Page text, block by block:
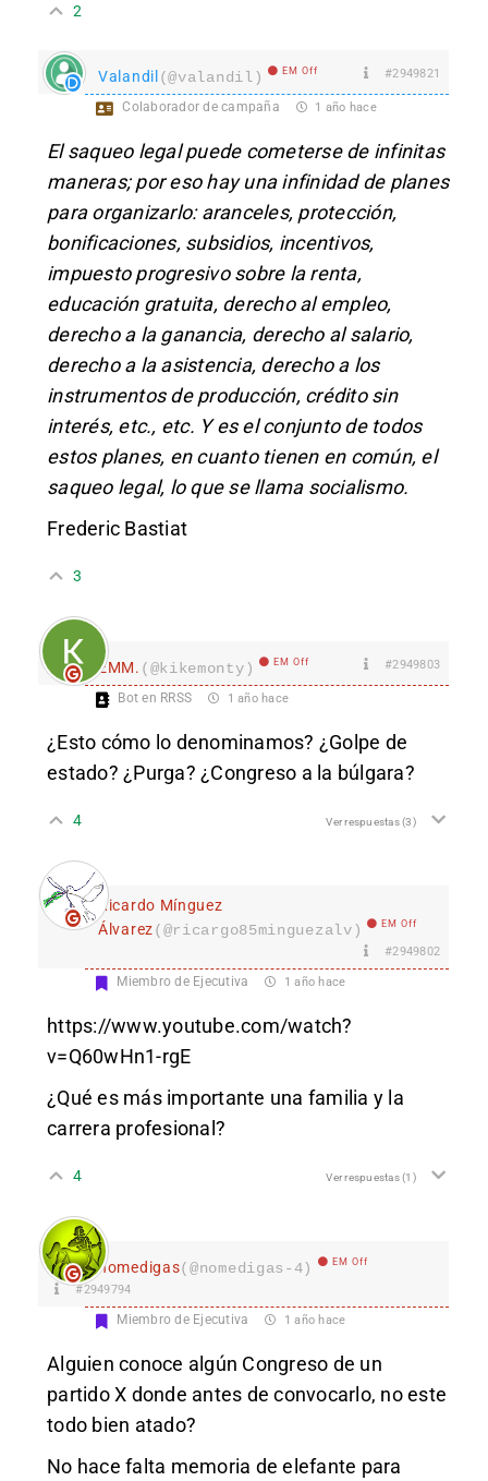
2
Valandil(@valandil) EM Off #2949821
Colaborador de campaña 1 año hace
El saqueo legal puede cometerse de infinitas
maneras; por eso hay una infinidad de planes
para organizarlo: aranceles, protección,
bonificaciones, subsidios, incentivos,
impuesto progresivo sobre la renta,
educación gratuita, derecho al empleo,
derecho a la ganancia, derecho al salario,
derecho a la asistencia, derecho a los
instrumentos de producción, crédito sin
interés, etc., etc. Y es el conjunto de todos
estos planes, en cuanto tienen en común, el
saqueo legal, lo que se llama socialismo.
Frederic Bastiat
3
EMM. (@kikemonty) EM Off #2949803
Bot en RRSS 1 año hace
¿Esto cómo lo denominamos? ¿Golpe de
estado? ¿Purga? ¿Congreso a la búlgara?
4 Ver respuestas(3)
Ricardo Mínguez
Álvarez(@ricargo85minguezalv) EM Off
#2949802
Miembro de Ejecutiva 1 año hace
https://www.youtube.com/watch?
v=Q60wHn1-rgE
¿Qué es más importante una familia y la
carrera profesional?
4 Ver respuestas(1)
nomedigas(@nomedigas-4) EM Off
#2949794
Miembro de Ejecutiva 1 año hace
Alguien conoce algún Congreso de un
partido X donde antes de convocarlo, no este
todo bien atado?
No hace falta memoria de elefante para